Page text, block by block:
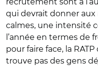
qui devrait donner aux
calmes, une intensité
l’année en termes de
pour faire face, la
trouve pas des gens